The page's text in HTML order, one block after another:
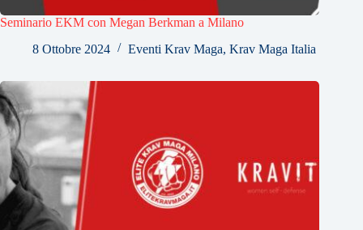
Seminario EKM con Megan Berkman a Milano
8 Ottobre 2024
Eventi Krav Maga, Krav Maga Italia